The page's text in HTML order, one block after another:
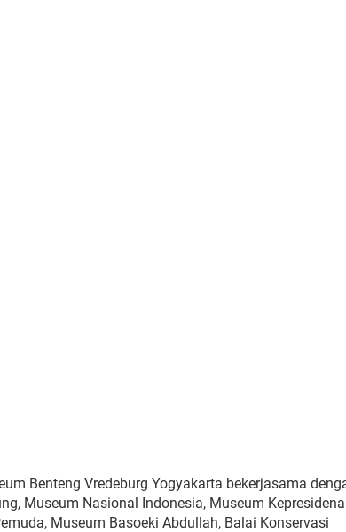
Benteng Vredeburg Yogyakarta bekerjasama
Museum Nasional Indonesia, Museum
Museum Basoeki Abdullah, Balai Konservasi